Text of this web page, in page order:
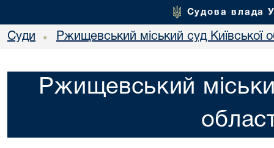
Судова влада
Суди • Ржищевський міський суд Київської
Ржищевський